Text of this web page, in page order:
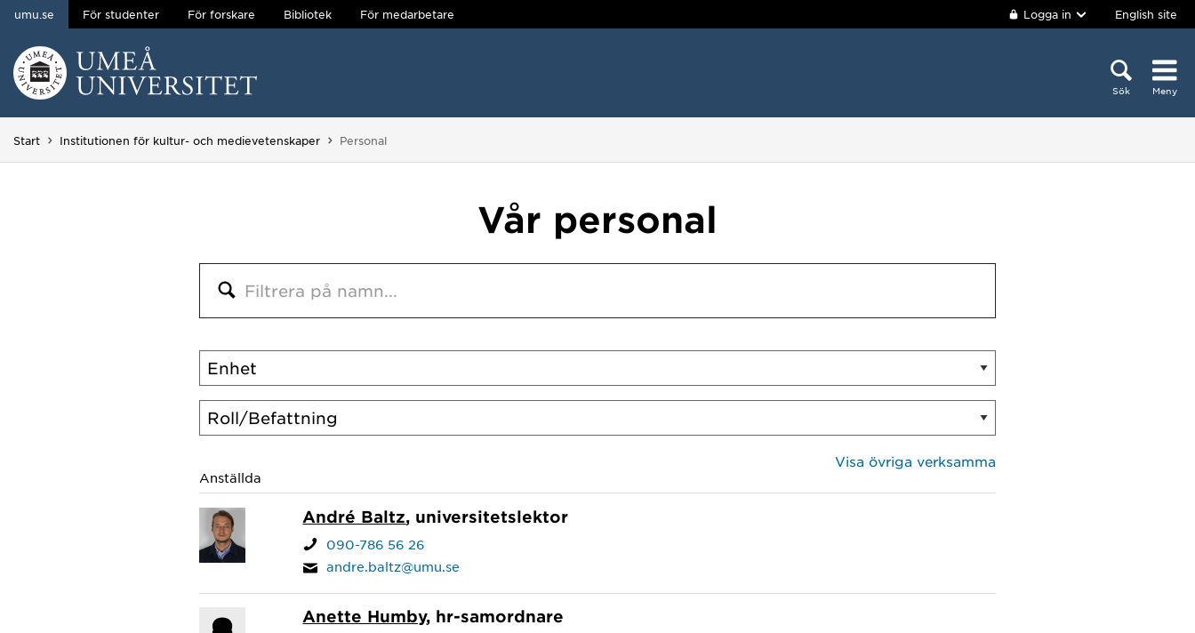
Hoppa direkt till innehållet
umu.se För studenter För forskare Bibliotek För medarbetare Logga in English site
Sök Meny
Huvudmenyn dold.
Start Institutionen för kultur- och medievetenskaper Du är här:
Personal
Vår personal
Visa övriga verksamma
Anställda
André Baltz, universitetslektor
090-786 56 26
andre.baltz@umu.se
Anette Humby, hr-samordnare